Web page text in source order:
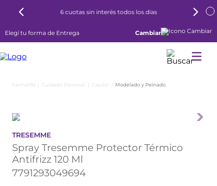
6 cuotas sin interés todos los días
Elegí tu forma de Entrega Cambiar
Cuidado Personal Capilar Modelado y Peinado
TRESEMME
Spray Tresemme Protector Térmico
Antifrizz 120 Ml
7791293049694